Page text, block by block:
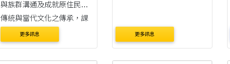
與族群溝通及成就原住民族
傳統與當代文化之傳承，課
程就原住 民文化內涵傳統文
化課程，發覺原住民族文化
及生活與素養美麗的底蘊。
更多訊息 更多訊息